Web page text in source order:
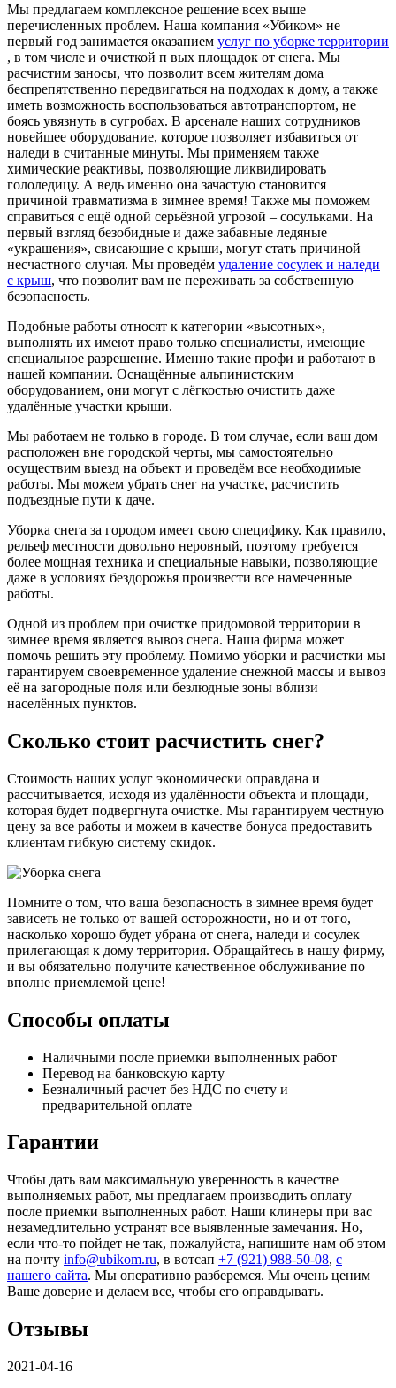
Мы предлагаем комплексное решение всех выше
перечисленных проблем. Наша компания «Убиком» не
первый год занимается оказанием услуг по уборке территории
, в том числе и очисткой п вых площадок от снега. Мы
расчистим заносы, что позволит всем жителям дома
беспрепятственно передвигаться на подходах к дому, а также
иметь возможность воспользоваться автотранспортом, не
боясь увязнуть в сугробах. В арсенале наших сотрудников
новейшее оборудование, которое позволяет избавиться от
наледи в считанные минуты. Мы применяем также
химические реактивы, позволяющие ликвидировать
гололедицу. А ведь именно она зачастую становится
причиной травматизма в зимнее время! Также мы поможем
справиться с ещё одной серьёзной угрозой – сосульками. На
первый взгляд безобидные и даже забавные ледяные
«украшения», свисающие с крыши, могут стать причиной
несчастного случая. Мы проведём удаление сосулек и наледи
с крыш, что позволит вам не переживать за собственную
безопасность.
Подобные работы относят к категории «высотных»,
выполнять их имеют право только специалисты, имеющие
специальное разрешение. Именно такие профи и работают в
нашей компании. Оснащённые альпинистским
оборудованием, они могут с лёгкостью очистить даже
удалённые участки крыши.
Мы работаем не только в городе. В том случае, если ваш дом
расположен вне городской черты, мы самостоятельно
осуществим выезд на объект и проведём все необходимые
работы. Мы можем убрать снег на участке, расчистить
подъездные пути к даче.
Уборка снега за городом имеет свою специфику. Как правило,
рельеф местности довольно неровный, поэтому требуется
более мощная техника и специальные навыки, позволяющие
даже в условиях бездорожья произвести все намеченные
работы.
Одной из проблем при очистке придомовой территории в
зимнее время является вывоз снега. Наша фирма может
помочь решить эту проблему. Помимо уборки и расчистки мы
гарантируем своевременное удаление снежной массы и вывоз
её на загородные поля или безлюдные зоны вблизи
населённых пунктов.
Сколько стоит расчистить снег?
Стоимость наших услуг экономически оправдана и
рассчитывается, исходя из удалённости объекта и площади,
которая будет подвергнута очистке. Мы гарантируем честную
цену за все работы и можем в качестве бонуса предоставить
клиентам гибкую систему скидок.
Помните о том, что ваша безопасность в зимнее время будет
зависеть не только от вашей осторожности, но и от того,
насколько хорошо будет убрана от снега, наледи и сосулек
прилегающая к дому территория. Обращайтесь в нашу фирму,
и вы обязательно получите качественное обслуживание по
вполне приемлемой цене!
Способы оплаты
Наличными после приемки выполненных работ
Перевод на банковскую карту
Безналичный расчет без НДС по счету и
предварительной оплате
Гарантии
Чтобы дать вам максимальную уверенность в качестве
выполняемых работ, мы предлагаем производить оплату
после приемки выполненных работ. Наши клинеры при вас
незамедлительно устранят все выявленные замечания. Но,
если что-то пойдет не так, пожалуйста, напишите нам об этом
на почту info@ubikom.ru, в вотсап +7 (921) 988-50-08, с
нашего сайта. Мы оперативно разберемся. Мы очень ценим
Ваше доверие и делаем все, чтобы его оправдывать.
Отзывы
2021-04-16